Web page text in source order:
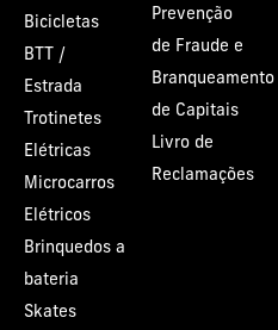
Bicicletas
BTT /
Estrada
Trotinetes
Elétricas
Microcarros
Elétricos
Brinquedos a
bateria
Skates
Prevenção
de Fraude e
Branqueamento
de Capitais
Livro de
Reclamações